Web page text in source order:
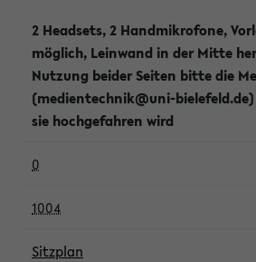
2 Headsets, 2 Handmikrofone,
möglich, Leinwand in der Mitte
Nutzung beider Seiten bitte die
(medientechnik@uni-
sie hochgefahren wird
0
1004
Sitzplan